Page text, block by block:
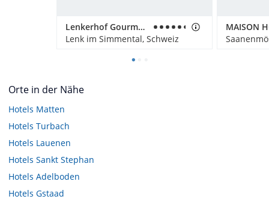
Lenkerhof Gourmet Spa Resort
Lenk im Simmental, Schweiz
MAISON
Orte in der Nähe
Hotels Matten
Hotels Turbach
Hotels Lauenen
Hotels Sankt Stephan
Hotels Adelboden
Hotels Gstaad